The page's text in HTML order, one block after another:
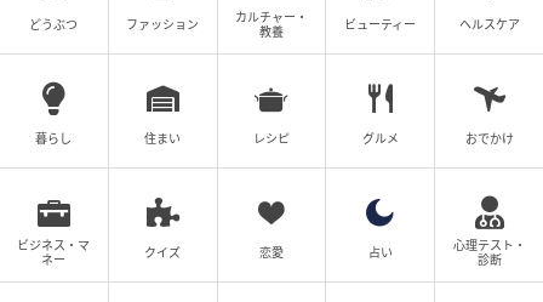
投稿からも伝わってきます。
線で移動する予定がある際は、出発地が晴れていても
運行情報をこまめに確認し、時間に余裕を持った行動
を心がけたいところです。
参考：
東海道新幹線（東京～新大阪）運行情報【ＪＲ東海公
どうぶつ ファッション
カルチャー・
教養
ビューティー ヘルスケア
暮らし 住まい レシピ グルメ おでかけ
ビジネス・マ
ネー
クイズ 恋愛 占い
心理テスト・
診断